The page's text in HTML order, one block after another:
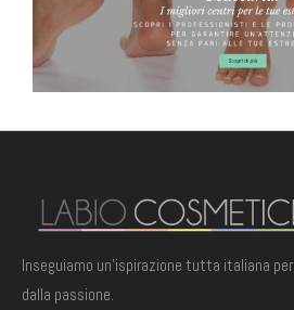
Inseguiamo un'ispirazione tutta italiana
dalla passione.